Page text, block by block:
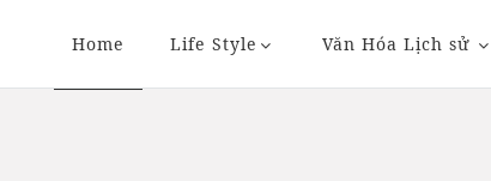
Home Life Style Văn Hóa Lịch sử